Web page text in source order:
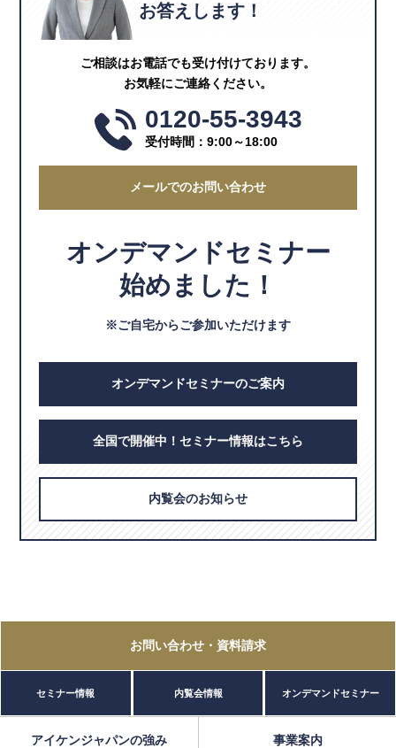
お答えします！
ご相談はお電話でも受け付けております。
お気軽にご連絡ください。
0120-55-3943
受付時間：9:00～18:00
メールでのお問い合わせ
オンデマンドセミナー
始めました！
※ご自宅からご参加いただけます
オンデマンドセミナーのご案内
全国で開催中！セミナー情報はこちら
内覧会のお知らせ
お問い合わせ ・資料請求
セミナー情報 内覧会情報 オンデマンドセミナー
アイケンジャパンの強み 事業案内